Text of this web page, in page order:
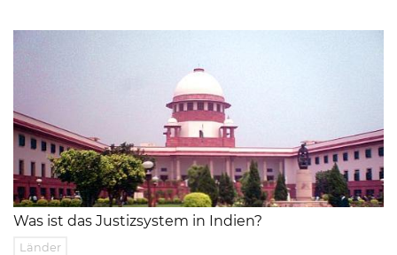
Was ist das Justizsystem in Indien?
Länder